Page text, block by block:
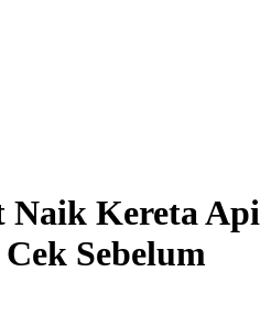
Naik Kereta Api
Sebelum